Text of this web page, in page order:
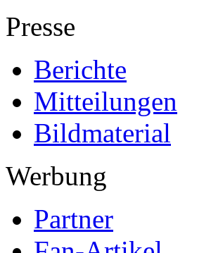
Presse
Berichte
Mitteilungen
Bildmaterial
Werbung
Partner